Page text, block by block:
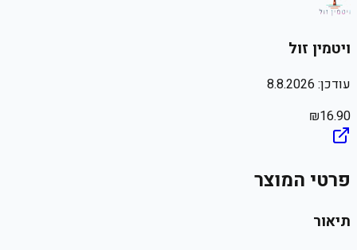
ויטמין זול
עודכן: 8.8.2026
₪16.90
פרטי המוצר
תיאור